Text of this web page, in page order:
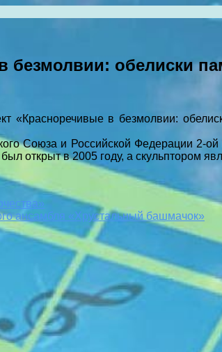
обелиски
в безмолвии:
Союза и Российской Федерации 2-
открыт в 2005 году, а скульптором
ансамбля «Хрустальный башмачок»